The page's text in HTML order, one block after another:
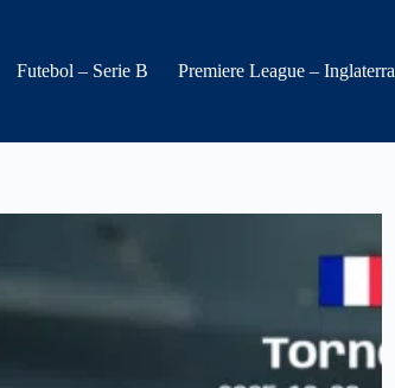
Futebol – Serie B Premiere League – Inglaterra